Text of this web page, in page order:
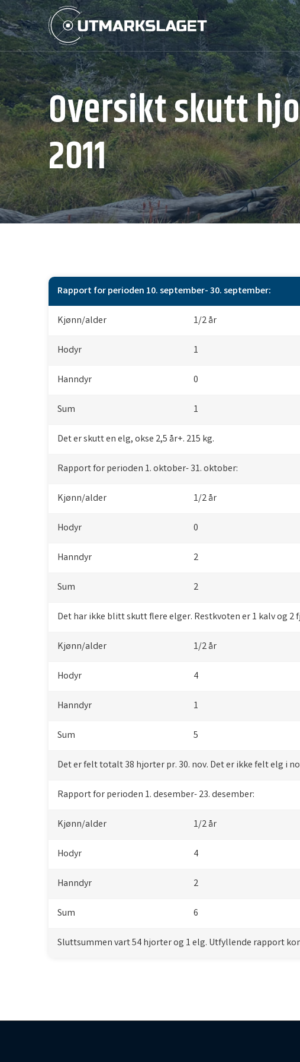
Oversikt skutt
2011
Rapport for perioden 10. september- 30. september:
Kjønn/alder 1/2 år
Hodyr 1
Hanndyr 0
Sum 1
Det er skutt en elg, okse 2,5 år+. 215 kg.
Rapport for perioden 1. oktober- 31. oktober:
Kjønn/alder 1/2 år
Hodyr 0
Hanndyr 2
Sum 2
Det har ikke blitt skutt flere elger. Restkvoten er 1 kalv og 2
Kjønn/alder 1/2 år
Hodyr 4
Hanndyr 1
Sum 5
Det er felt totalt 38 hjorter pr. 30. nov. Det er ikke felt elg i
Rapport for perioden 1. desember- 23. desember:
Kjønn/alder 1/2 år
Hodyr 4
Hanndyr 2
Sum 6
Sluttsummen vart 54 hjorter og 1 elg. Utfyllende rapport